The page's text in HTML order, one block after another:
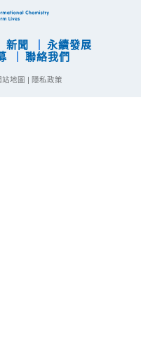
新聞
永續發展
聯絡我們
站地圖 | 隱私政策